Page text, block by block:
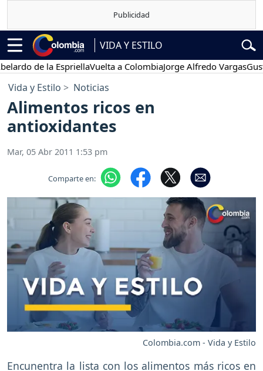
VIDA Y ESTILO
de la EspriellaVuelta a ColombiaJorge Alfredo VargasGustavo
Vida y Estilo Noticias
Alimentos ricos en
antioxidantes
Mar, 05 Abr 2011 1:53 pm
Comparte en:
Colombia.com - Vida y Estilo
Encunentra la lista con los alimentos más ricos en